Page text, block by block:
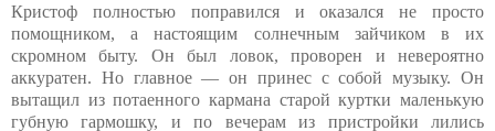
Кристоф полностью поправился и оказался не просто
помощником, а настоящим солнечным зайчиком в их
скромном быту. Он был ловок, проворен и невероятно
аккуратен. Но главное — он принес с собой музыку. Он
вытащил из потаенного кармана старой куртки маленькую
губную гармошку, и по вечерам из пристройки лились